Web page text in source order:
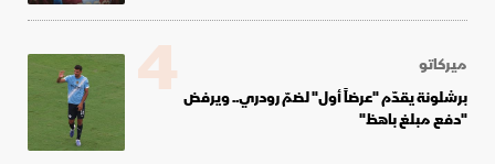
ميركاتو
برشلونة يقدّم "عرضاً أول" لضمّ رودري.. ويرفض
"دفع مبلغ باهظ"
4